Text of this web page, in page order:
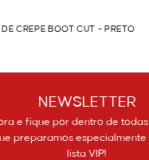
CREPE BOOT CUT - PRETO
NEWSLETTER
e fique por dentro de
preparamos especialmente
lista VIP!